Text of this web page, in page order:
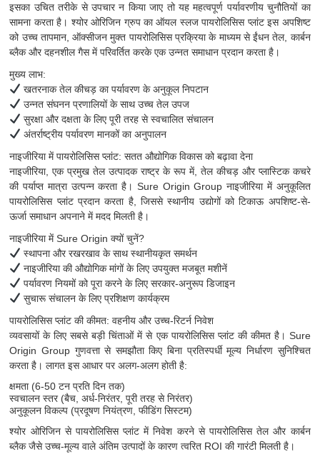
इसका उचित तरीके से उपचार न किया जाए तो यह महत्वपूर्ण पर्यावरणीय चुनौतियों का
सामना करता है। श्योर ओरिजिन ग्रुप का ऑयल स्लज पायरोलिसिस प्लांट इस अपशिष्ट
को उच्च तापमान, ऑक्सीजन मुक्त पायरोलिसिस प्रक्रिया के माध्यम से ईंधन तेल, कार्बन
ब्लैक और दहनशील गैस में परिवर्तित करके एक उन्नत समाधान प्रदान करता है।
मुख्य लाभ:
खतरनाक तेल कीचड़ का पर्यावरण के अनुकूल निपटान
उन्नत संघनन प्रणालियों के साथ उच्च तेल उपज
सुरक्षा और दक्षता के लिए पूरी तरह से स्वचालित संचालन
अंतर्राष्ट्रीय पर्यावरण मानकों का अनुपालन
नाइजीरिया में पायरोलिसिस प्लांट: सतत औद्योगिक विकास को बढ़ावा देना
नाइजीरिया, एक प्रमुख तेल उत्पादक राष्ट्र के रूप में, तेल कीचड़ और प्लास्टिक कचरे
की पर्याप्त मात्रा उत्पन्न करता है। Sure Origin Group नाइजीरिया में अनुकूलित
पायरोलिसिस प्लांट प्रदान करता है, जिससे स्थानीय उद्योगों को टिकाऊ अपशिष्ट-से-
ऊर्जा समाधान अपनाने में मदद मिलती है।
नाइजीरिया में Sure Origin क्यों चुनें?
स्थापना और रखरखाव के साथ स्थानीयकृत समर्थन
नाइजीरिया की औद्योगिक मांगों के लिए उपयुक्त मजबूत मशीनें
पर्यावरण नियमों को पूरा करने के लिए सरकार-अनुरूप डिजाइन
सुचारू संचालन के लिए प्रशिक्षण कार्यक्रम
पायरोलिसिस प्लांट की कीमत: वहनीय और उच्च-रिटर्न निवेश
व्यवसायों के लिए सबसे बड़ी चिंताओं में से एक पायरोलिसिस प्लांट की कीमत है। Sure
Origin Group गुणवत्ता से समझौता किए बिना प्रतिस्पर्धी मूल्य निर्धारण सुनिश्चित
करता है। लागत इस आधार पर अलग-अलग होती है:
क्षमता (6-50 टन प्रति दिन तक)
स्वचालन स्तर (बैच, अर्ध-निरंतर, पूरी तरह से निरंतर)
अनुकूलन विकल्प (प्रदूषण नियंत्रण, फीडिंग सिस्टम)
श्योर ओरिजिन से पायरोलिसिस प्लांट में निवेश करने से पायरोलिसिस तेल और कार्बन
ब्लैक जैसे उच्च-मूल्य वाले अंतिम उत्पादों के कारण त्वरित ROI की गारंटी मिलती है।